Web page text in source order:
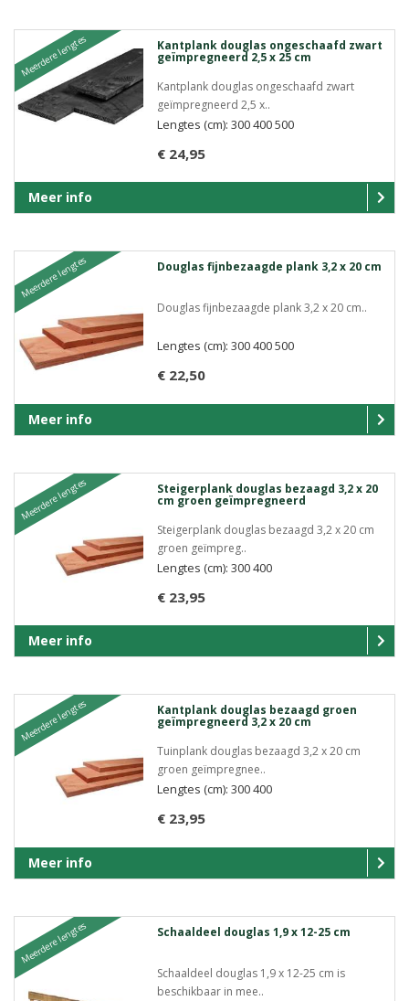
Meerdere lengtes Kantplank douglas ongeschaafd zwart
geïmpregneerd 2,5 x 25 cm
Kantplank douglas ongeschaafd zwart
geïmpregneerd 2,5 x..
€ 24,95
Lengtes (cm): 300 400 500
Meer info
Meerdere lengtes Douglas fijnbezaagde plank 3,2 x 20 cm
Douglas fijnbezaagde plank 3,2 x 20 cm..
€ 22,50
Lengtes (cm): 300 400 500
Meer info
Meerdere lengtes Steigerplank douglas bezaagd 3,2 x 20
cm groen geïmpregneerd
Steigerplank douglas bezaagd 3,2 x 20 cm
groen geïmpreg..
€ 23,95
Lengtes (cm): 300 400
Meer info
Meerdere lengtes Kantplank douglas bezaagd groen
geïmpregneerd 3,2 x 20 cm
Tuinplank douglas bezaagd 3,2 x 20 cm
groen geïmpregnee..
€ 23,95
Lengtes (cm): 300 400
Meer info
Meerdere lengtes Schaaldeel douglas 1,9 x 12-25 cm
Schaaldeel douglas 1,9 x 12-25 cm is
beschikbaar in mee..